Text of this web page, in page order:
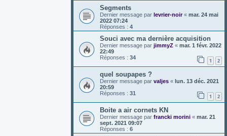
Segments
Dernier message par levrier-noir« mar. 24 mai
2022 07:24
Réponses : 4
Souci avec ma dernière acquisition
Dernier message par jimmyZ « mar. 1 févr. 2022
22:49
Réponses : 34 1 2
quel soupapes ?
Dernier message par valjes « lun. 13 déc. 2021
20:59
Réponses : 31 1 2
Boite a air cornets KN
Dernier message par francki morini « mar. 21
sept. 2021 09:07
Réponses : 6